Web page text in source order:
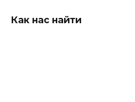
Как нас найти